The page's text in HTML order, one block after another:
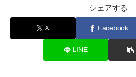
シェアする
X Facebook
LINE